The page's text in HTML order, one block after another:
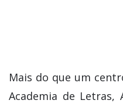
Mais do que um
Academia de Letras,